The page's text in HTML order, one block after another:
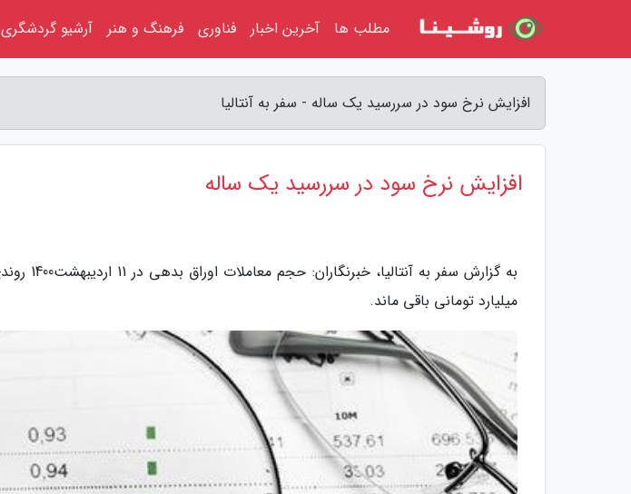
افزایش نرخ سود در سررسید یک ساله - سفر به آنتالیا
افزایش نرخ سود در سررسید یک ساله
میلیارد تومانی باقی ماند.
مطلب ها آخرین اخبار فناوری فرهنگ و هنر آرشیو گردشگری